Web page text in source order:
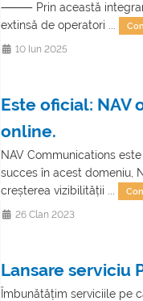
⸻ Prin această integrare
extinsă de operatori ...
10 Iun 2025
Este oficial:
online.
NAV Communications
succes în acest domeniu,
creșterea vizibilității ...
26 Clan 2023
Lansare serviciu
Îmbunătățim serviciile pe